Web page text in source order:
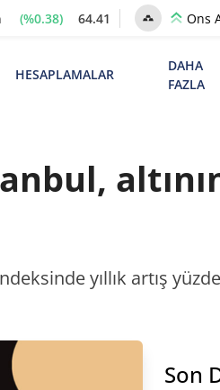
(%0.38) 64.41 Ons
HESAPLAMALAR
DAHA
FAZLA
yıllık artış yüzde
Son